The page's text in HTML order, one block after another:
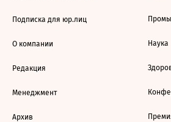
Подписка для юр.лиц
О компании
Редакция
Менеджмент
Архив
Наука